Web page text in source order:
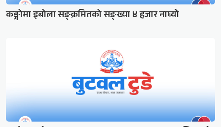
कङ्गोमा इबोला सङ्क्रमितको सङ्ख्या ४ हजार नाघ्यो